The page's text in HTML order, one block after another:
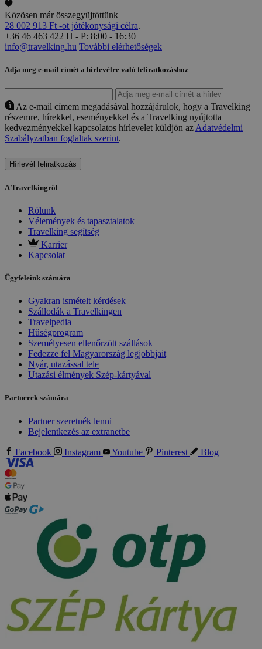
Közösen már összegyüjtöttünk
28 002 913 Ft -ot jótékonysági célra.
+36 46 463 422 H - P: 8:00 - 16:30
info@travelking.hu További elérhetőségek
Adja meg e-mail címét a hírlevélre való feliratkozáshoz
Az e-mail címem megadásával hozzájárulok, hogy a Travelking
részemre, hírekkel, eseményekkel és a Travelking nyújtotta
kedvezményekkel kapcsolatos hírlevelet küldjön az Adatvédelmi
Szabályzatban foglaltak szerint.
Hírlevél feliratkozás
A Travelkingről
Rólunk
Vélemények és tapasztalatok
Travelking segítség
Karrier
Kapcsolat
Ügyfeleink számára
Gyakran ismételt kérdések
Szállodák a Travelkingen
Travelpedia
Hűségprogram
Személyesen ellenőrzött szállások
Fedezze fel Magyarország legjobbjait
Nyár, utazással tele
Utazási élmények Szép-kártyával
Partnerek számára
Partner szeretnék lenni
Bejelentkezés az extranetbe
Facebook Instagram Youtube Pinterest Blog